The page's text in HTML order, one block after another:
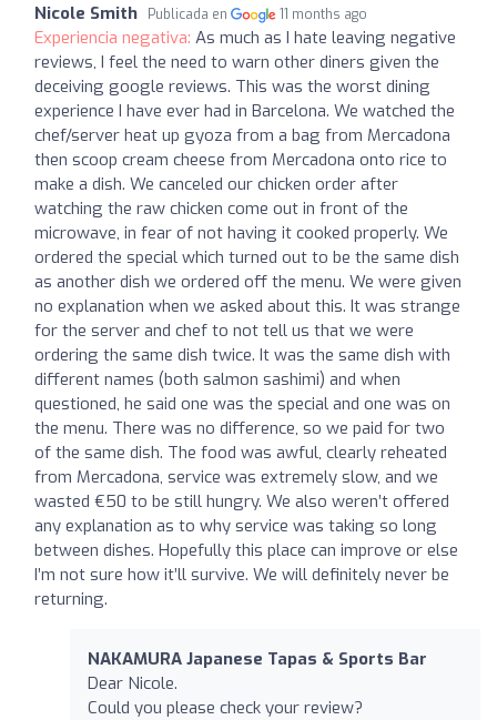
Nicole Smith Publicada en 11 months ago
Experiencia negativa: As much as I hate leaving negative
reviews, I feel the need to warn other diners given the
deceiving google reviews. This was the worst dining
experience I have ever had in Barcelona. We watched the
chef/server heat up gyoza from a bag from Mercadona
then scoop cream cheese from Mercadona onto rice to
make a dish. We canceled our chicken order after
watching the raw chicken come out in front of the
microwave, in fear of not having it cooked properly. We
ordered the special which turned out to be the same dish
as another dish we ordered off the menu. We were given
no explanation when we asked about this. It was strange
for the server and chef to not tell us that we were
ordering the same dish twice. It was the same dish with
different names (both salmon sashimi) and when
questioned, he said one was the special and one was on
the menu. There was no difference, so we paid for two
of the same dish. The food was awful, clearly reheated
from Mercadona, service was extremely slow, and we
wasted €50 to be still hungry. We also weren’t offered
any explanation as to why service was taking so long
between dishes. Hopefully this place can improve or else
I’m not sure how it’ll survive. We will definitely never be
returning.
NAKAMURA Japanese Tapas & Sports Bar
Dear Nicole.
Could you please check your review?